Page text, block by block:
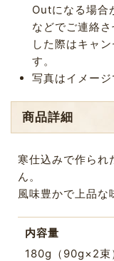
Outになる場合
などでご連絡
した際はキャ
す。
写真はイメージ
商品詳細
寒仕込みで作られ
ん。
風味豊かで上品な
内容量
180g（90g×2束